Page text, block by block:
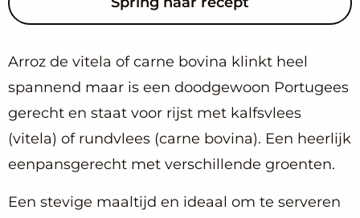
Arroz de vitela of carne bovina klinkt heel
spannend maar is een doodgewoon Portugees
gerecht en staat voor rijst met kalfsvlees
(vitela) of rundvlees (carne bovina). Een heerlijk
eenpansgerecht met verschillende groenten.
Een stevige maaltijd en ideaal om te serveren